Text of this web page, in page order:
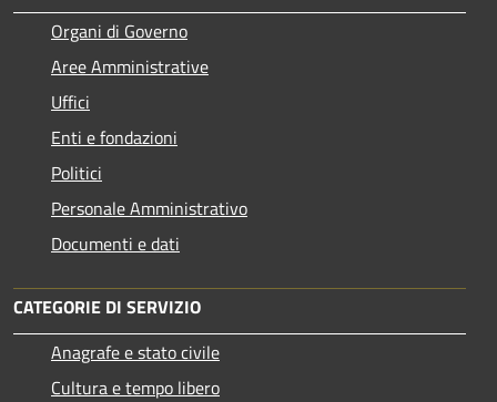
Organi di Governo
Aree Amministrative
Uffici
Enti e fondazioni
Politici
Personale Amministrativo
Documenti e dati
CATEGORIE DI SERVIZIO
Anagrafe e stato civile
Cultura e tempo libero